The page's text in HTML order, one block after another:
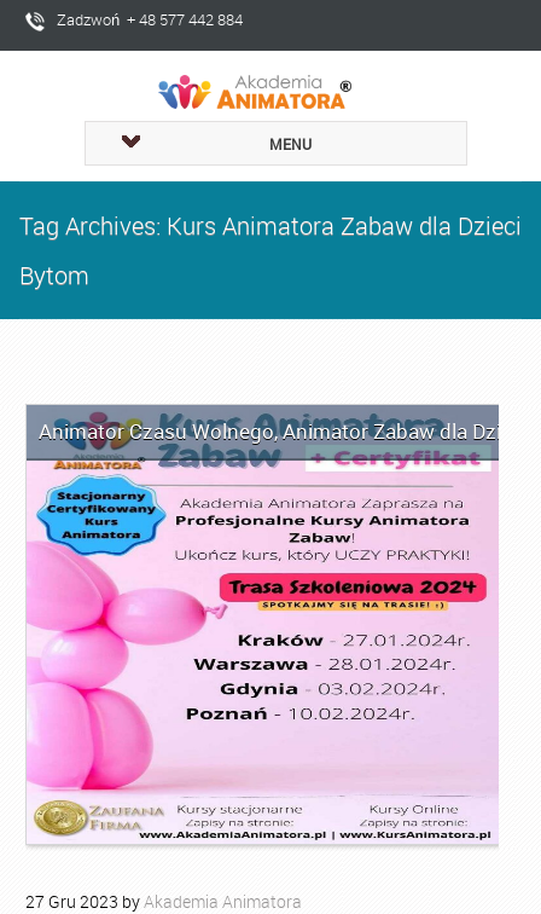
Zadzwoń + 48 577 442 884
MENU
Tag Archives: Kurs Animatora Zabaw dla Dzieci
Bytom
Animator Czasu Wolnego,Animator Zabaw dla Dzieci
27 Gru 2023 byAkademia Animatora